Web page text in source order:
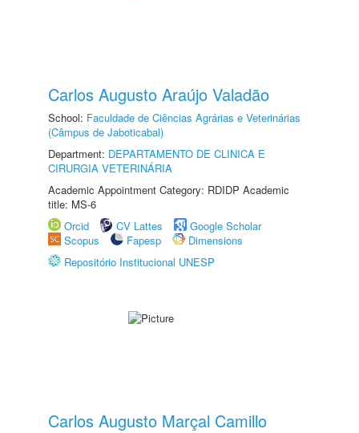
Carlos Augusto Araújo Valadão
School: Faculdade de Ciências Agrárias e Veterinárias
(Câmpus de Jaboticabal)
Department: DEPARTAMENTO DE CLINICA E
CIRURGIA VETERINÁRIA
Academic Appointment Category: RDIDP Academic
title: MS-6
Orcid
CV Lattes
Google Scholar
Scopus
Fapesp
Dimensions
Repositório Institucional UNESP
Carlos Augusto Marçal Camillo